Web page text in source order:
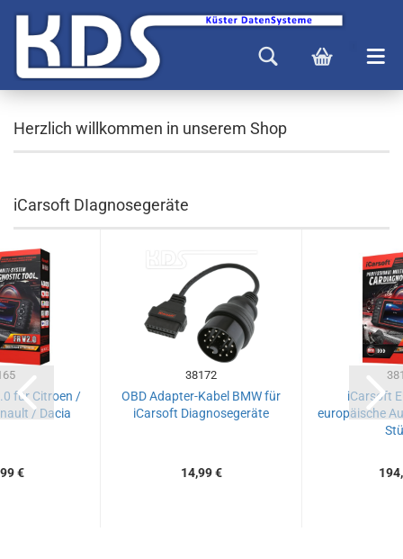
Herzlich willkommen in unserem Shop
iCarsoft DIagnosegeräte
für Citroen /
/ Dacia
€
38172
OBD Adapter-Kabel BMW für
iCarsoft Diagnosegeräte
14,99 €
iCarsoft
europäische